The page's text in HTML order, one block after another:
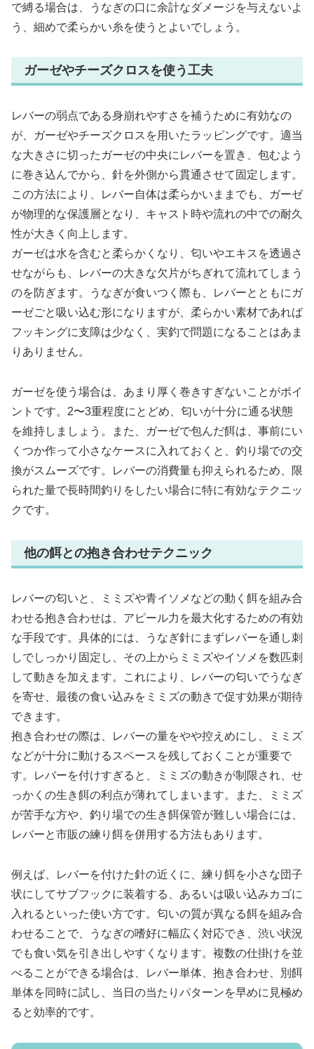
で縛る場合は、うなぎの口に余計なダメージを与えないよ
う、細めで柔らかい糸を使うとよいでしょう。
ガーゼやチーズクロスを使う工夫
レバーの弱点である身崩れやすさを補うために有効なの
が、ガーゼやチーズクロスを用いたラッピングです。適当
な大きさに切ったガーゼの中央にレバーを置き、包むよう
に巻き込んでから、針を外側から貫通させて固定します。
この方法により、レバー自体は柔らかいままでも、ガーゼ
が物理的な保護層となり、キャスト時や流れの中での耐久
性が大きく向上します。
ガーゼは水を含むと柔らかくなり、匂いやエキスを透過さ
せながらも、レバーの大きな欠片がちぎれて流れてしまう
のを防ぎます。うなぎが食いつく際も、レバーとともにガ
ーゼごと吸い込む形になりますが、柔らかい素材であれば
フッキングに支障は少なく、実釣で問題になることはあま
りありません。
ガーゼを使う場合は、あまり厚く巻きすぎないことがポイ
ントです。2〜3重程度にとどめ、匂いが十分に通る状態
を維持しましょう。また、ガーゼで包んだ餌は、事前にい
くつか作って小さなケースに入れておくと、釣り場での交
換がスムーズです。レバーの消費量も抑えられるため、限
られた量で長時間釣りをしたい場合に特に有効なテクニッ
クです。
他の餌との抱き合わせテクニック
レバーの匂いと、ミミズや青イソメなどの動く餌を組み合
わせる抱き合わせは、アピール力を最大化するための有効
な手段です。具体的には、うなぎ針にまずレバーを通し刺
しでしっかり固定し、その上からミミズやイソメを数匹刺
して動きを加えます。これにより、レバーの匂いでうなぎ
を寄せ、最後の食い込みをミミズの動きで促す効果が期待
できます。
抱き合わせの際は、レバーの量をやや控えめにし、ミミズ
などが十分に動けるスペースを残しておくことが重要で
す。レバーを付けすぎると、ミミズの動きが制限され、せ
っかくの生き餌の利点が薄れてしまいます。また、ミミズ
が苦手な方や、釣り場での生き餌保管が難しい場合には、
レバーと市販の練り餌を併用する方法もあります。
例えば、レバーを付けた針の近くに、練り餌を小さな団子
状にしてサブフックに装着する、あるいは吸い込みカゴに
入れるといった使い方です。匂いの質が異なる餌を組み合
わせることで、うなぎの嗜好に幅広く対応でき、渋い状況
でも食い気を引き出しやすくなります。複数の仕掛けを並
べることができる場合は、レバー単体、抱き合わせ、別餌
単体を同時に試し、当日の当たりパターンを早めに見極め
ると効率的です。